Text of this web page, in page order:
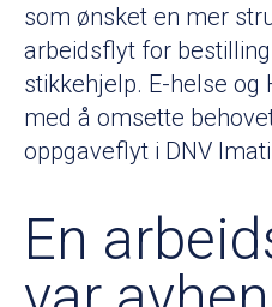
som ønsket en mer
arbeidsflyt for
stikkehjelp. E-helse og
med å omsette
oppgaveflyt i DNV
En